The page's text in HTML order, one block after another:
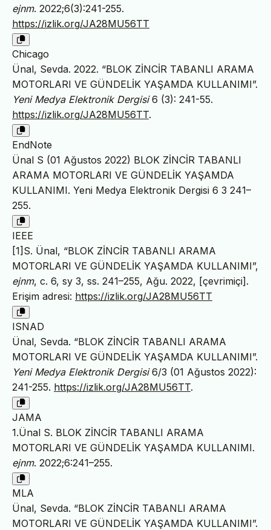
ejnm. 2022;6(3):241-255.
https://izlik.org/JA28MU56TT
Chicago
Ünal, Sevda. 2022. “BLOK ZİNCİR TABANLI ARAMA
MOTORLARI VE GÜNDELİK YAŞAMDA KULLANIMI”.
Yeni Medya Elektronik Dergisi6 (3): 241-55.
https://izlik.org/JA28MU56TT.
EndNote
Ünal S (01 Ağustos 2022) BLOK ZİNCİR TABANLI
ARAMA MOTORLARI VE GÜNDELİK YAŞAMDA
KULLANIMI. Yeni Medya Elektronik Dergisi 6 3 241–
255.
IEEE
[1]S. Ünal, “BLOK ZİNCİR TABANLI ARAMA
MOTORLARI VE GÜNDELİK YAŞAMDA KULLANIMI”,
ejnm, c. 6, sy 3, ss. 241–255, Ağu. 2022, [çevrimiçi].
Erişim adresi: https://izlik.org/JA28MU56TT
ISNAD
Ünal, Sevda. “BLOK ZİNCİR TABANLI ARAMA
MOTORLARI VE GÜNDELİK YAŞAMDA KULLANIMI”.
Yeni Medya Elektronik Dergisi6/3 (01 Ağustos 2022):
241-255. https://izlik.org/JA28MU56TT.
JAMA
1.Ünal S. BLOK ZİNCİR TABANLI ARAMA
MOTORLARI VE GÜNDELİK YAŞAMDA KULLANIMI.
ejnm. 2022;6:241–255.
MLA
Ünal, Sevda. “BLOK ZİNCİR TABANLI ARAMA
MOTORLARI VE GÜNDELİK YAŞAMDA KULLANIMI”.